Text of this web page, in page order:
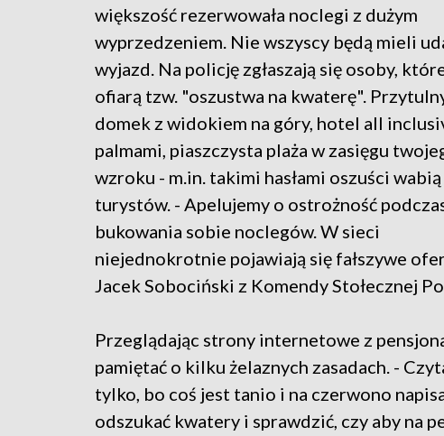
większość rezerwowała noclegi z dużym
wyprzedzeniem. Nie wszyscy będą mieli
wyjazd. Na policję zgłaszają się osoby,
ofiarą tzw. "oszustwa na kwaterę".
domek z widokiem na góry, hotel all
palmami, piaszczysta plaża w zasięgu
wzroku - m.in. takimi hasłami oszuści wabią
turystów. - Apelujemy o ostrożność
bukowania sobie noclegów. W sieci
niejednokrotnie pojawiają się fałszywe
Jacek Sobociński z Komendy Stołecznej
Przeglądając strony internetowe z
pamiętać o kilku żelaznych zasadach. -
tylko, bo coś jest tanio i na czerwono
odszukać kwatery i sprawdzić, czy aby na